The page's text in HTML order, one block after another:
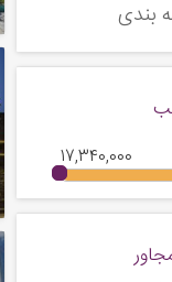
بندی
17,340,000